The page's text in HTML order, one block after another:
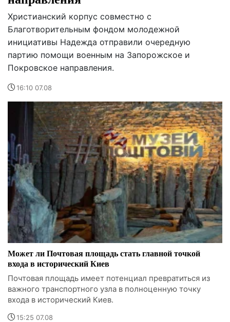
Христианский корпус совместно с
Благотворительным фондом молодежной
инициативы Надежда отправили очередную
партию помощи военным на Запорожское и
Покровское направления.
16:10 07.08
Может ли Почтовая площадь стать главной точкой
входа в исторический Киев
Почтовая площадь имеет потенциал превратиться из
важного транспортного узла в полноценную точку
входа в исторический Киев.
15:25 07.08